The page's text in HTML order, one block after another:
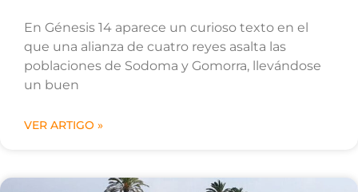
En Génesis 14 aparece un curioso texto en el
que una alianza de cuatro reyes asalta las
poblaciones de Sodoma y Gomorra, llevándose
un buen
VER ARTIGO »